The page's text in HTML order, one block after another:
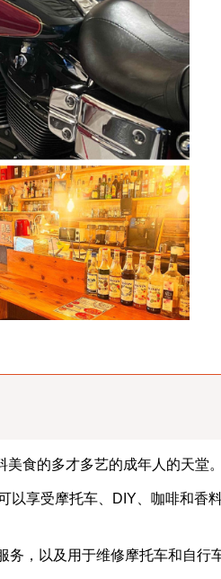
食的多才多艺的成年人的天堂。
以享受摩托车、DIY、咖啡和香
，以及用于维修摩托车和自行